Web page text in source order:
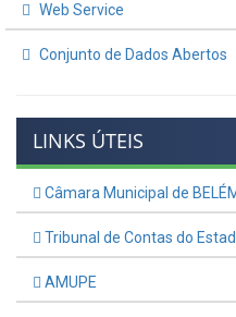
Web Service
Conjunto de Dados Abertos
LINKS ÚTEIS
Câmara Municipal de
Tribunal de Contas do
AMUPE